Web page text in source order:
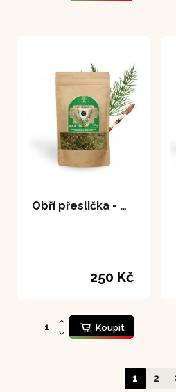
Obří přeslička - Cola de Caballo 100 g
250 Kč
Koupit
1 2